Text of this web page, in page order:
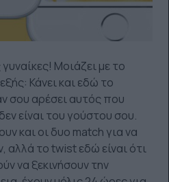
Μοιάζει με το
Κάνει και εδώ το
σου αρέσει αυτός που
είναι του γούστου σου.
και οι δυο match για να
αλλά το twist εδώ είναι ότι
να ξεκινήσουν την